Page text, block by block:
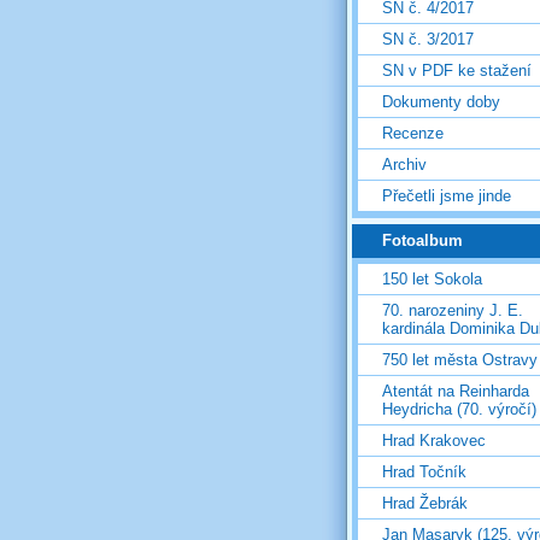
SN č. 4/2017
SN č. 3/2017
SN v PDF ke stažení
Dokumenty doby
Recenze
Archiv
Přečetli jsme jinde
Fotoalbum
150 let Sokola
70. narozeniny J. E.
kardinála Dominika
750 let města Ostravy
Atentát na Reinharda
Heydricha (70. výročí)
Hrad Krakovec
Hrad Točník
Hrad Žebrák
Jan Masaryk (125.